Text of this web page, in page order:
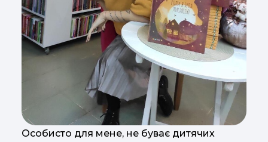
Особисто для мене, не буває дитячих